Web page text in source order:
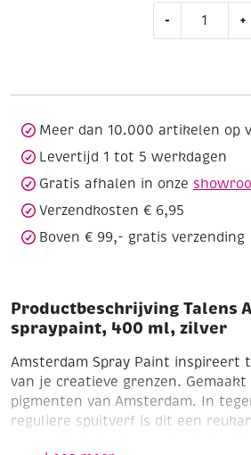
-
Amsterdam
aantal
+
Meer dan 10.000 artikelen op
Levertijd 1 tot 5 werkdagen
Gratis afhalen in onze
Verzendkosten € 6,95
Boven € 99,- gratis verzending
Productbeschrijving Talens
spraypaint, 400 ml, zilver
Amsterdam Spray Paint inspireert
van je creatieve grenzen.
pigmenten van Amsterdam. In
reguliere spuitverf is dit een